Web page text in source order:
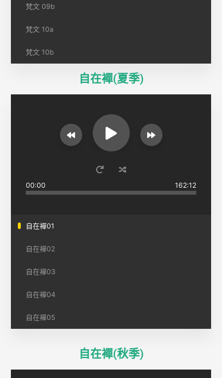
梵文 09b
梵文 10a
梵文 10b
自在襌(夏季)
00:00 162:12
自在襌01
自在襌02
自在襌03
自在襌04
自在襌05
自在襌(秋季)